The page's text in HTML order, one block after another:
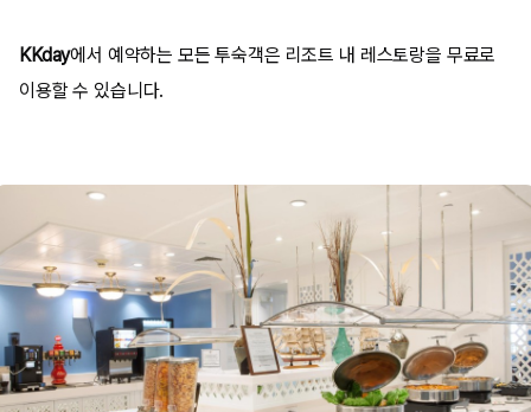
KKday에서 예약하는 모든 투숙객은 리조트 내 레스토랑을 무료로
이용할 수 있습니다.